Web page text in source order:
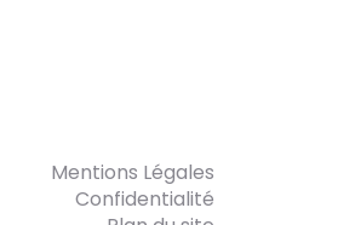
Mentions Légales
Confidentialité